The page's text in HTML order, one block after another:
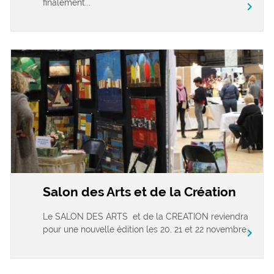
finalement... chevron_right
Salon des Arts et de la Création
Le SALON DES ARTS et de la CREATION reviendra
pour une nouvelle édition les 20, 21 et 22 novembre...
chevron_right